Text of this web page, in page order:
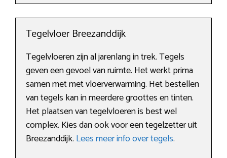
Tegelvloer Breezanddijk
Tegelvloeren zijn al jarenlang in trek. Tegels
geven een gevoel van ruimte. Het werkt prima
samen met met vloerverwarming. Het bestellen
van tegels kan in meerdere groottes en tinten.
Het plaatsen van tegelvloeren is best wel
complex. Kies dan ook voor een tegelzetter uit
Breezanddijk. Lees meer info over tegels.